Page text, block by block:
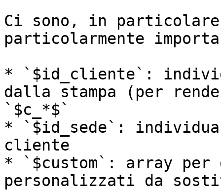
Ci sono, in
particolarmente
* `$id_cliente`:
dalla stampa (per
`$c_*$`
* `$id_sede`:
cliente
* `$custom`: array
personalizzati da